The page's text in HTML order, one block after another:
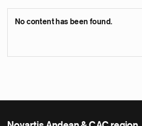
No content has been found.